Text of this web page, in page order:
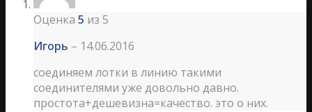
Оценка 5 из 5
Игорь – 14.06.2016
соединяем лотки в линию такими
соединителями уже довольно давно.
простота+дешевизна=качество. это о них.